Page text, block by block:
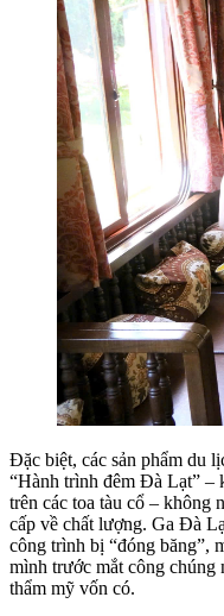
Đặc biệt, các sản phẩm du
“Hành trình đêm Đà Lạt” –
trên các toa tàu cổ – không
cấp về chất lượng. Ga Đà
công trình bị “đóng băng”,
mình trước mắt công chúng
thẩm mỹ vốn có.